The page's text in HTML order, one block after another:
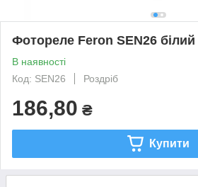
Фотореле Feron SEN26 білий
В наявності
Код: SEN26
Роздріб
186,80 ₴
Купити